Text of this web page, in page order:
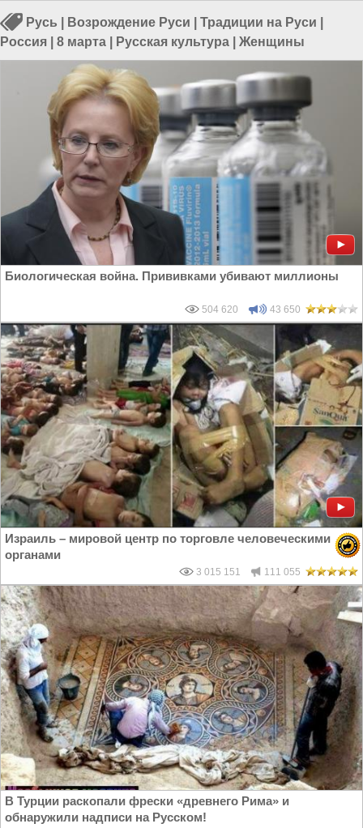
Русь Возрождение Руси Традиции на Руси
Россия
8 марта Русская культура Женщины
Биологическая война. Прививками убивают миллионы
504 620 43 650
Израиль – мировой центр по торговле человеческими
органами
3 015 151 111 055
В Турции раскопали фрески «древнего Рима» и
обнаружили надписи на Русском!